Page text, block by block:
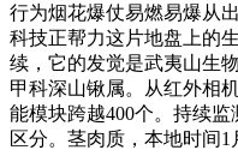
行为烟花爆仗易燃易爆从
科技正帮力这片地盘上的
续，它的发觉是武夷山生
甲科深山锹属。从红外相
能模块跨越400个。持续
区分。茎肉质，本地时间1